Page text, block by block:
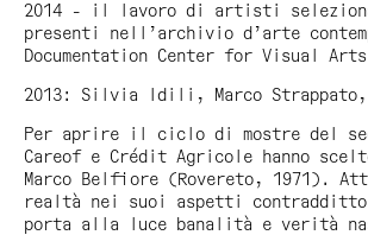
2014 - il lavoro di artisti
presenti nell’archivio d’arte
Documentation Center for Visual
2013: Silvia Idili, Marco
Per aprire il ciclo di mostre del
Careof e Crédit Agricole hanno
Marco Belfiore (Rovereto, 1971).
realtà nei suoi aspetti
porta alla luce banalità e verità